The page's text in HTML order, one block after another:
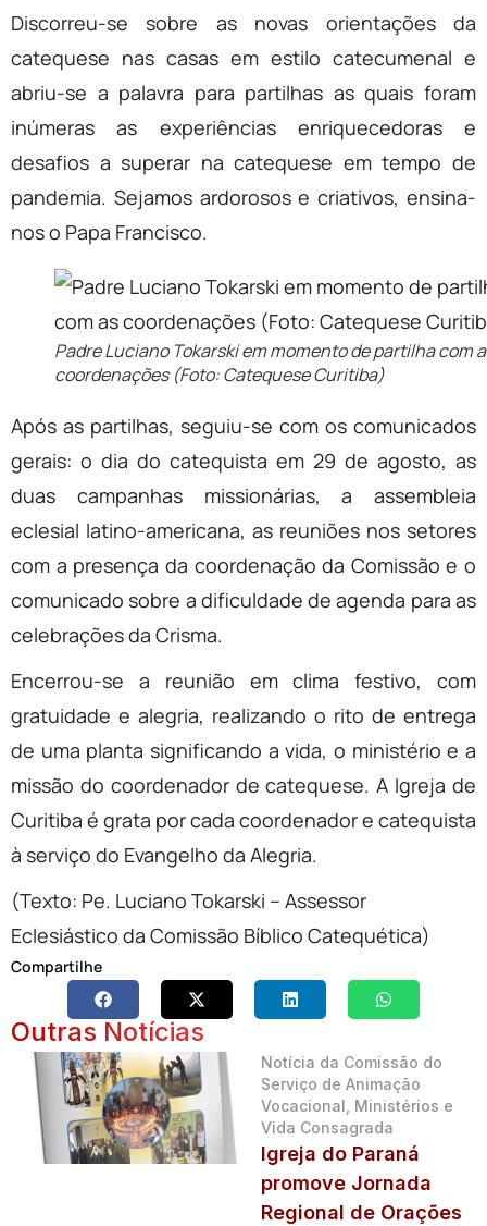
Discorreu-se sobre as novas orientações da
catequese nas casas em estilo catecumenal e
abriu-se a palavra para partilhas as quais foram
inúmeras as experiências enriquecedoras e
desafios a superar na catequese em tempo de
pandemia. Sejamos ardorosos e criativos, ensina-
nos o Papa Francisco.
Padre Luciano Tokarski em momento de partilha com
coordenações (Foto: Catequese Curitiba)
Após as partilhas, seguiu-se com os comunicados
gerais: o dia do catequista em 29 de agosto, as
duas campanhas missionárias, a assembleia
eclesial latino-americana, as reuniões nos setores
com a presença da coordenação da Comissão e o
comunicado sobre a dificuldade de agenda para as
celebrações da Crisma.
Encerrou-se a reunião em clima festivo, com
gratuidade e alegria, realizando o rito de entrega
de uma planta significando a vida, o ministério e a
missão do coordenador de catequese. A Igreja de
Curitiba é grata por cada coordenador e catequista
à serviço do Evangelho da Alegria.
(Texto: Pe. Luciano Tokarski – Assessor
Eclesiástico da Comissão Bíblico Catequética)
Compartilhe
Outras Notícias
Notícia da Comissão do
Serviço de Animação
Vocacional, Ministérios e
Vida Consagrada
Igreja do Paraná
promove Jornada
Regional de Orações